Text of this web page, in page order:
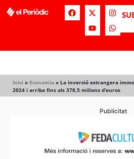
Inici » Economia » La inversió estrangera
2024 i arriba fins als 378,5 milions d’euros
Publicitat